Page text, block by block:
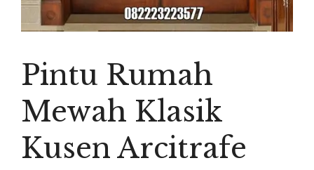
Pintu Rumah
Mewah Klasik
Kusen Arcitrafe